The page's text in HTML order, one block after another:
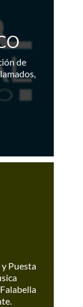
de
Puesta